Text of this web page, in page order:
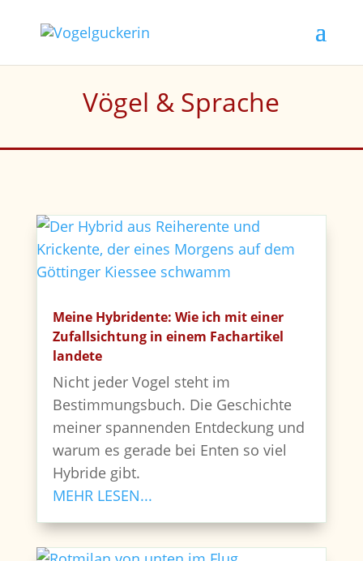
Vögel & Sprache
Meine Hybridente: Wie ich mit einer
Zufallsichtung in einem Fachartikel
landete
Nicht jeder Vogel steht im
Bestimmungsbuch. Die Geschichte
meiner spannenden Entdeckung und
warum es gerade bei Enten so viel
Hybride gibt.
MEHR LESEN...